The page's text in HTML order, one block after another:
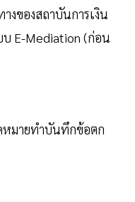
งของสถาบันการเงิน
บ E-Mediation (ก่อน
หมายทำบันทึกข้อตก